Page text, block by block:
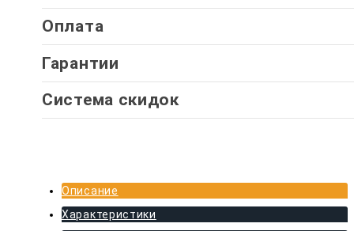
Оплата
Гарантии
Система скидок
Описание
Характеристики